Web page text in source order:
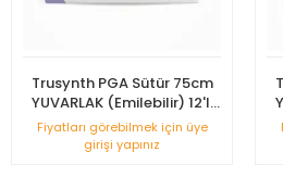
Trusynth PGA Sütür 75cm
YUVARLAK (Emilebilir) 12'li
Kutu No: 3/0
Fiyatları görebilmek için üye
girişi yapınız